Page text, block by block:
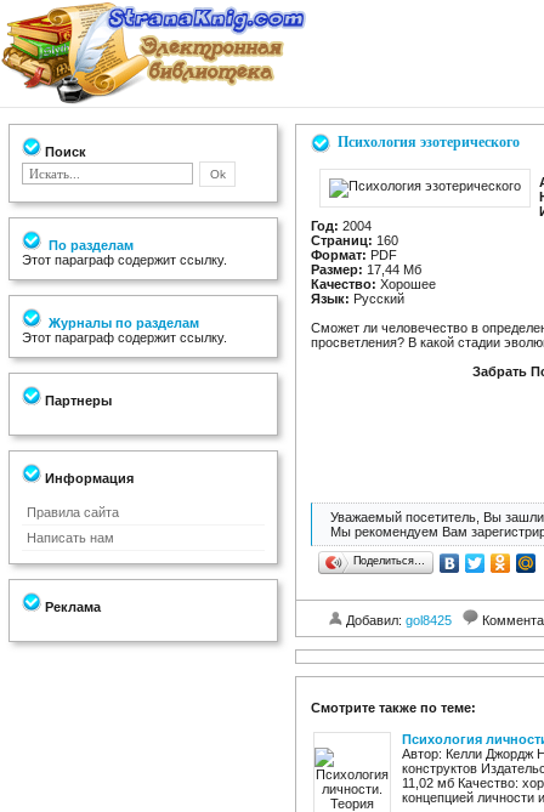
Поиск
По разделам
Этот параграф содержит ссылку.
Журналы по разделам
Этот параграф содержит ссылку.
Партнеры
Информация
Правила сайта
Написать нам
Реклама
Психология эзотерического
Год: 2004
Страниц: 160
Формат: PDF
Размер: 17,44 Мб
Качество: Хорошее
Язык: Русский
Сможет ли человечество в
просветления? В какой стадии
Забрать
Уважаемый посетитель, Вы зашли
Мы рекомендуем Вам
Поделиться…
Добавил: gol8425
Смотрите также по теме:
Психология
Автор: Келли Джордж
конструктов
11,02 мб Качество:
концепцией личности